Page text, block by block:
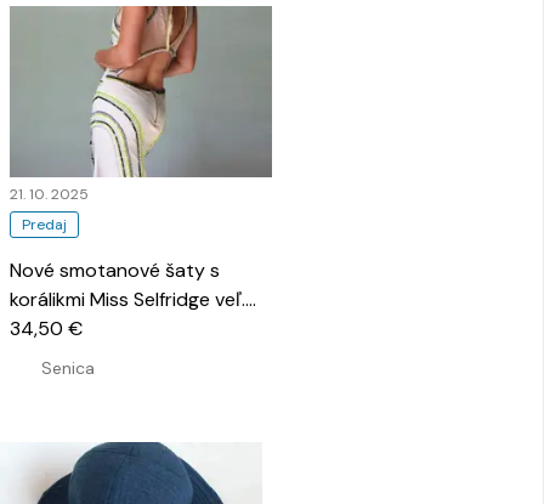
Predaj
21. 10. 2025
Nové smotanové šaty s
korálikmi Miss Selfridge veľ.
44…
Senica
34,50 €